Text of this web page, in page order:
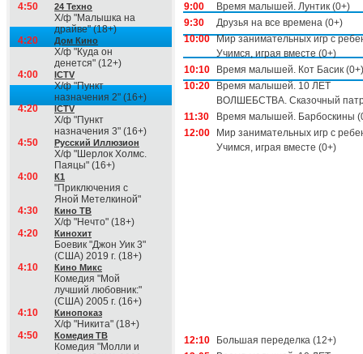
4:50 24 Техно
Х/ф "Малышка на
драйве" (18+)
4:20
Дом Кино
Х/ф "Куда он
денется" (12+)
4:00
ICTV
Х/ф "Пункт
назначения 2" (16+)
4:20
ICTV
Х/ф "Пункт
назначения 3" (16+)
4:50
Русский Иллюзион
Х/ф "Шерлок Холмс.
Паяцы" (16+)
4:00
К1
"Приключения с
Яной Метелкиной"
4:30
Кино ТВ
Х/ф "Нечто" (18+)
4:20
Кинохит
Боевик "Джон Уик 3"
(США) 2019 г. (18+)
4:10
Кино Микс
Комедия "Мой
лучший любовник:"
(США) 2005 г. (16+)
4:10
Кинопоказ
Х/ф "Никита" (18+)
4:50
Комедия ТВ
Комедия "Молли и
9:00
Время малышей. Лунтик (0+)
9:30
Друзья на все времена (0+)
10:00 Мир занимательных игр с
Учимся, играя вместе (0+)
10:10
Время малышей. Кот Басик (0+)
10:20
Время малышей. 10 ЛЕТ
ВОЛШЕБСТВА. Сказочный
11:30
Время малышей. Барбоскины
12:00
Мир занимательных игр с
Учимся, играя вместе (0+)
12:10
Большая переделка (12+)